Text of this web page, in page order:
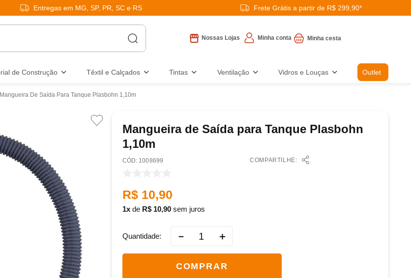
Entregas em MG, SP, PR, SC e RS Frete Grátis a partir de R$ 299,90*
Nossas Lojas Minha conta
de Construção Têxtil e Calçados Tintas Ventilação Vidros e Louças Outlet
Mangueira De Saída Para Tanque Plasbohn 1,10m
Mangueira de Saída para Tanque Plasbohn
1,10m
: 1008699 COMPARTILHE:
R$ 10,90
1 de R$ 10,90sem juros
Quantidade ＋
－
COMPRAR